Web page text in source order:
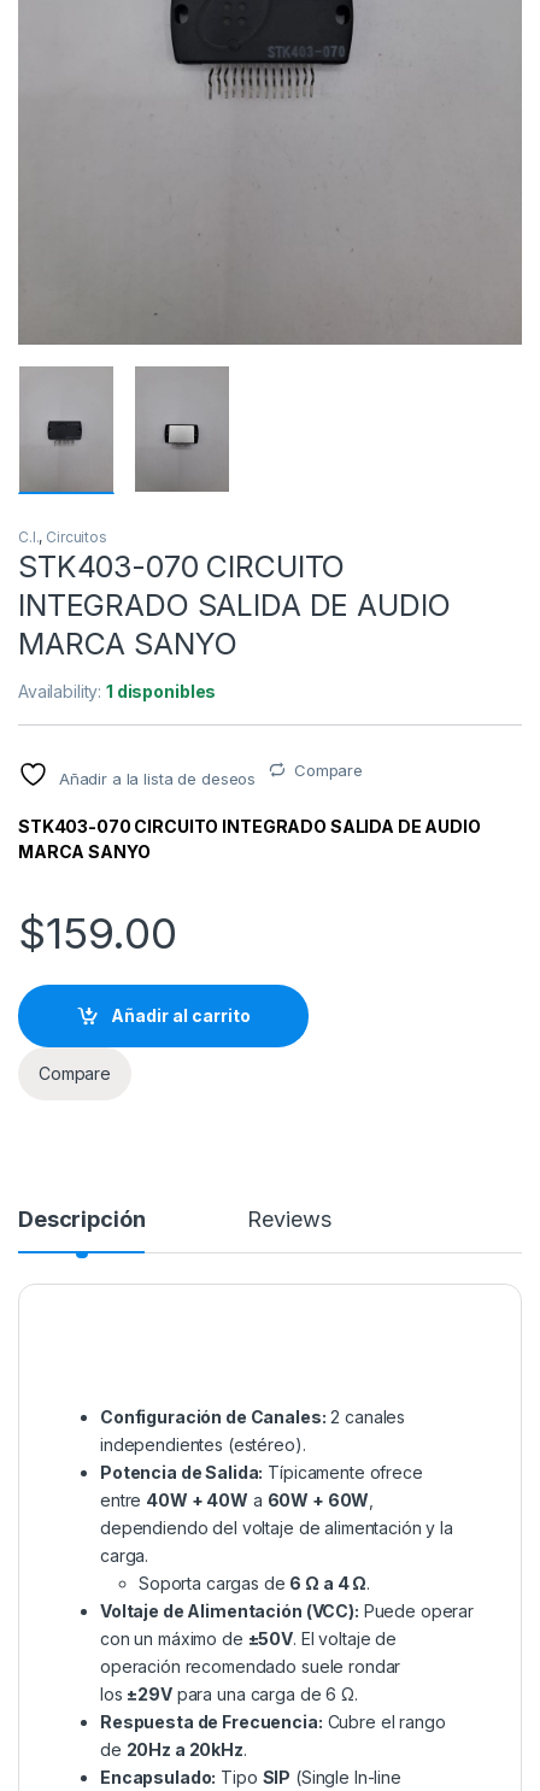
C.I., Circuitos
STK403-070 CIRCUITO
INTEGRADO SALIDA DE AUDIO
MARCA SANYO
Availability:1 disponibles
Añadir a la lista de deseos Compare
STK403-070 CIRCUITO INTEGRADO SALIDA DE AUDIO
MARCA SANYO
$159.00
Añadir al carrito
Compare
Descripción Reviews
Configuración de Canales: 2 canales
independientes (estéreo).
Potencia de Salida: Típicamente ofrece
entre 40W + 40W a 60W + 60W
dependiendo del voltaje de alimentación y la
carga.
Soporta cargas de 6 Ω a 4 Ω.
Voltaje de Alimentación (VCC): Puede operar
con un máximo de ±50V. El voltaje de
operación recomendado suele rondar
los ±29Vpara una carga de 6 Ω.
Respuesta de Frecuencia: Cubre el rango
de 20Hz a 20kHz.
Encapsulado: Tipo SIP (Single In-line